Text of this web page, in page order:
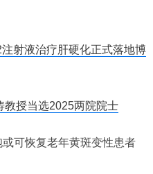
射液治疗肝硬化正式落地博
教授当选2025两院院士
可恢复老年黄斑变性患者